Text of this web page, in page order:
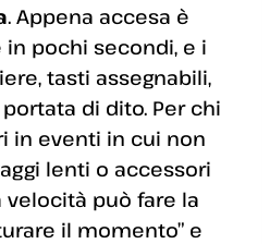
. Appena accesa è
pochi secondi, e i
tasti assegnabili,
di dito. Per chi
in eventi in cui non
lenti o accessori
può fare la
il momento” e